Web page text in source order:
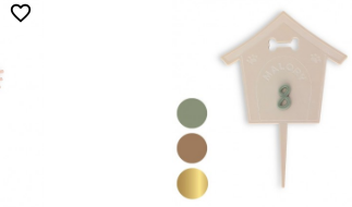
favorite_border